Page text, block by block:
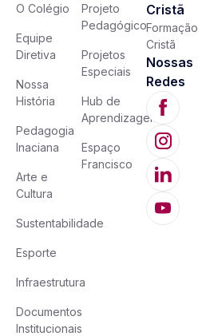
O Colégio
Equipe
Diretiva
Nossa
História
Pedagogia
Inaciana
Arte e
Cultura
Sustentabilidade
Esporte
Infraestrutura
Documentos
Institucionais
Projeto
Pedagógico
Projetos
Especiais
Hub de
Aprendizagem
Espaço
Francisco
Cristã
Formação
Cristã
Nossas
Redes